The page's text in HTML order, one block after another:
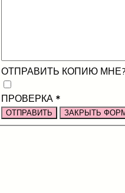
ОТПРАВИТЬ КОПИЮ МНЕ?
ПРОВЕРКА *
ОТПРАВИТЬ ЗАКРЫТЬ